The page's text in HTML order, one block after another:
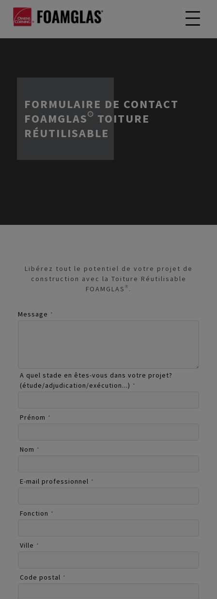
FORMULAIRE DE CONTACT
FOAMGLAS® TOITURE
RÉUTILISABLE
Libérez tout le potentiel de votre projet de
construction avec la Toiture Réutilisable
FOAMGLAS®.
Message *
A quel stade en êtes-vous dans votre projet?
(étude/adjudication/exécution...) *
Prénom *
Nom *
E-mail professionnel *
Fonction *
Ville *
Code postal *